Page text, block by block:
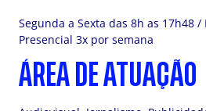
Segunda a Sexta das 8h as 17h48
Presencial 3x por semana
ÁREA DE ATUAÇÃO